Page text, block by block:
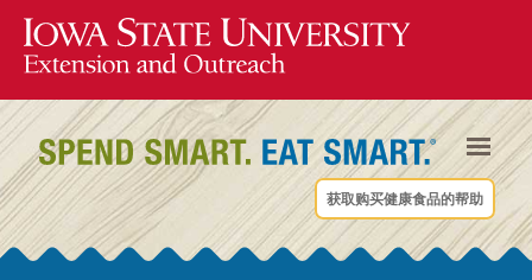
获取购买健康食品的帮助